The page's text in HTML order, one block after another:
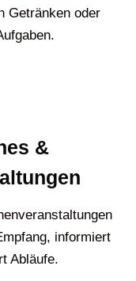
Getränken oder
&
informiert
Abläufe.